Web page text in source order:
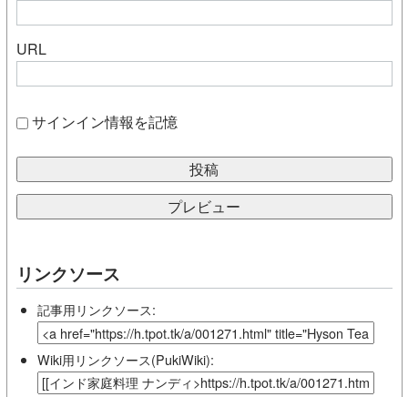
URL
サインイン情報を記憶
リンクソース
記事用リンクソース:
Wiki用リンクソース(PukiWiki):